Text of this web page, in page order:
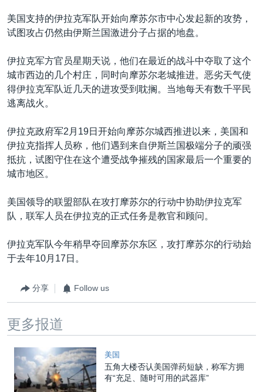
重要讲话与声明
南中国海争端
关注西藏
关注新疆
GEN Z 看美国
美国支持的伊拉克军队开始向摩苏尔市中心发起新的攻势，
试图攻占仍然由伊斯兰国激进分子占据的地盘。
伊拉克军方官员星期天说，他们在最近的战斗中夺取了这个
城市西边的几个村庄，同时向摩苏尔老城推进。恶劣天气使
得伊拉克军队近几天的进攻受到耽搁。当地每天有数千平民
逃离战火。
伊拉克政府军2月19日开始向摩苏尔城西推进以来，美国和
伊拉克指挥人员称，他们遇到来自伊斯兰国极端分子的顽强
抵抗，试图守住在这个遭受战争摧残的国家最后一个重要的
城市地区。
美国领导的联盟部队在攻打摩苏尔的行动中协助伊拉克军
队，联军人员在伊拉克的正式任务是教官和顾问。
伊拉克军队今年稍早夺回摩苏尔东区，攻打摩苏尔的行动始
于去年10月17日。
分享 Follow us
更多报道
美国
五角大楼否认美国弹药短缺，称军方拥
有“充足、随时可用的武器库”